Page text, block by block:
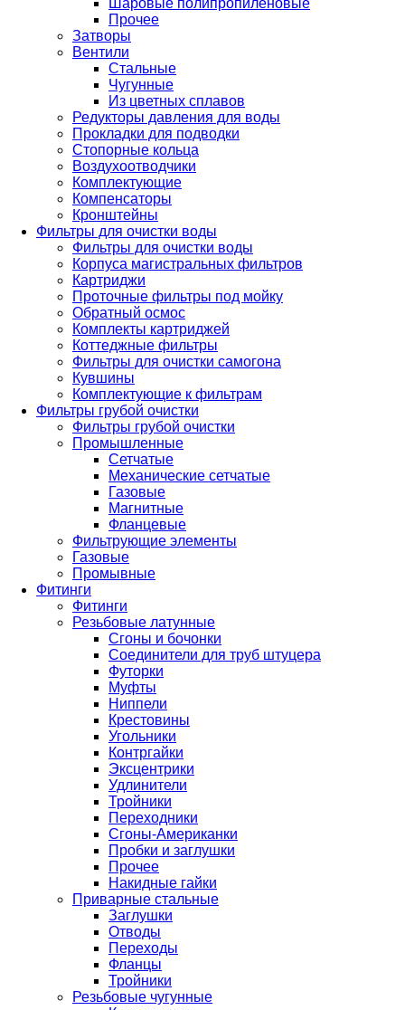
Шаровые полипропиленовые
Прочее
Затворы
Вентили
Стальные
Чугунные
Из цветных сплавов
Редукторы давления для воды
Прокладки для подводки
Стопорные кольца
Воздухоотводчики
Комплектующие
Компенсаторы
Кронштейны
Фильтры для очистки воды
Фильтры для очистки воды
Корпуса магистральных фильтров
Картриджи
Проточные фильтры под мойку
Обратный осмос
Комплекты картриджей
Коттеджные фильтры
Фильтры для очистки самогона
Кувшины
Комплектующие к фильтрам
Фильтры грубой очистки
Фильтры грубой очистки
Промышленные
Сетчатые
Механические сетчатые
Газовые
Магнитные
Фланцевые
Фильтрующие элементы
Газовые
Промывные
Фитинги
Фитинги
Резьбовые латунные
Сгоны и бочонки
Соединители для труб штуцера
Футорки
Муфты
Ниппели
Крестовины
Угольники
Контргайки
Эксцентрики
Удлинители
Тройники
Переходники
Сгоны-Американки
Пробки и заглушки
Прочее
Накидные гайки
Приварные стальные
Заглушки
Отводы
Переходы
Фланцы
Тройники
Резьбовые чугунные